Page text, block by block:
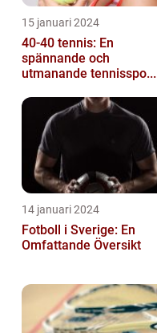
15 januari 2024
40-40 tennis: En
spännande och
utmanande tennisspo...
14 januari 2024
Fotboll i Sverige: En
Omfattande Översikt